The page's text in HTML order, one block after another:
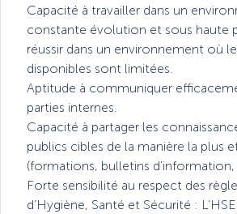
Capacité à travailler dans un
constante évolution et sous haute
réussir dans un environnement où
disponibles sont limitées.
Aptitude à communiquer
parties internes.
Capacité à partager les
publics cibles de la manière la plus
(formations, bulletins d'information,
Forte sensibilité au respect des
d’Hygiène, Santé et Sécurité :